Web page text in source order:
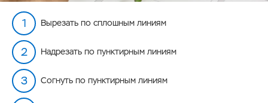
Вырезать по сплошным линиям
Надрезать по пунктирным линиям
Согнуть по пунктирным линиям